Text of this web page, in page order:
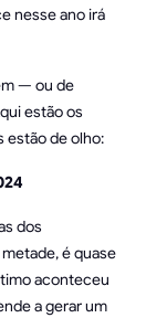
nesse ano irá
— ou de
estão os
estão de olho:
dos
é quase
aconteceu
a gerar um